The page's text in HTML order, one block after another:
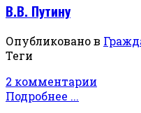
В.В. Путину
Опубликовано в
Теги
2 комментарии
Подробнее ...